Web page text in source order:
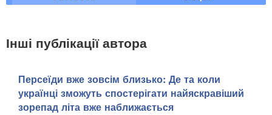
Інші публікації автора
Персеїди вже зовсім близько: Де та коли
українці зможуть спостерігати найяскравіший
зорепад літа вже наближається